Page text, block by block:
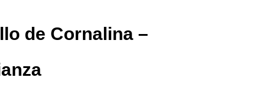
de Cornalina –